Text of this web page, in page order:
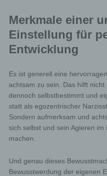
Merkmale einer
Einstellung für
Entwicklung
Es ist generell eine
achtsam zu sein. Das hilft
dennoch selbstbestimmt und
statt als egozentrischer
Sondern aufmerksam und
sich selbst und sein Agieren
machen.
Und genau dieses
Bewusstwerdung der eigenen